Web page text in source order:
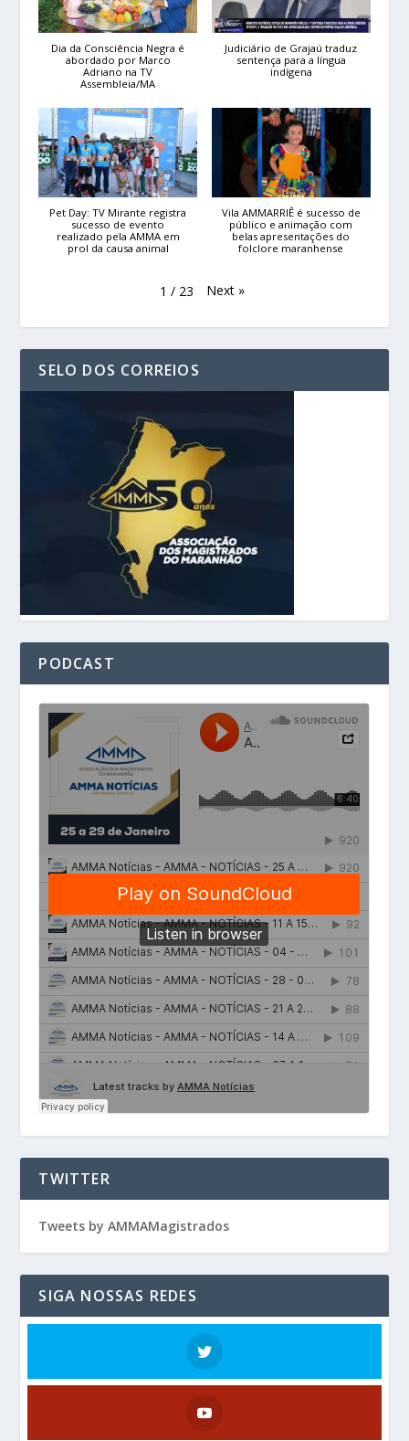
Dia da Consciência Negra é
abordado por Marco
Adriano na TV
Assembleia/MA
Judiciário de Grajaú traduz
sentença para a língua
indígena
Pet Day: TV Mirante registra
sucesso de evento
realizado pela AMMA em
prol da causa animal
Vila AMMARRIÊ é sucesso de
público e animação com
belas apresentações do
folclore maranhense
1 / 23 Next »
SELO DOS CORREIOS
PODCAST
TWITTER
Tweets by AMMAMagistrados
SIGA NOSSAS REDES